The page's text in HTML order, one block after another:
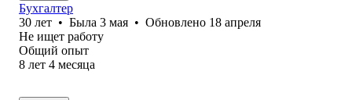
Бухгалтер
30 лет • Была 3 мая • Обновлено 18 апреля
Не ищет работу
Общий опыт
8 лет 4 месяца